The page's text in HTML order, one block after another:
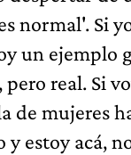
normal'. Si
un ejemplo
real. Si
de mujeres
y estoy acá,